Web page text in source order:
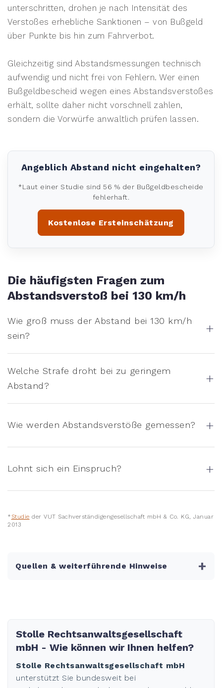
unterschritten, drohen je nach Intensität des
Verstoßes erhebliche Sanktionen – von Bußgeld
über Punkte bis hin zum Fahrverbot.
Gleichzeitig sind Abstandsmessungen technisch
aufwendig und nicht frei von Fehlern. Wer einen
Bußgeldbescheid wegen eines Abstandsverstoßes
erhält, sollte daher nicht vorschnell zahlen,
sondern die Vorwürfe anwaltlich prüfen lassen.
Angeblich Abstand nicht eingehalten?
*Laut einer Studie sind 56 % der Bußgeldbescheide
fehlerhaft.
Kostenlose Ersteinschätzung
Die häufigsten Fragen zum
Abstandsverstoß bei 130 km/h
Wie groß muss der Abstand bei 130 km/h
sein?
+
Welche Strafe droht bei zu geringem
Abstand?
+
Wie werden Abstandsverstöße gemessen? +
Lohnt sich ein Einspruch? +
* Studie der VUT Sachverständigengesellschaft mbH & Co. KG, Januar
2013
Quellen & weiterführende Hinweise +
Stolle Rechtsanwaltsgesellschaft
mbH - Wie können wir Ihnen helfen?
Stolle Rechtsanwaltsgesellschaft mbH
unterstützt Sie bundesweit bei